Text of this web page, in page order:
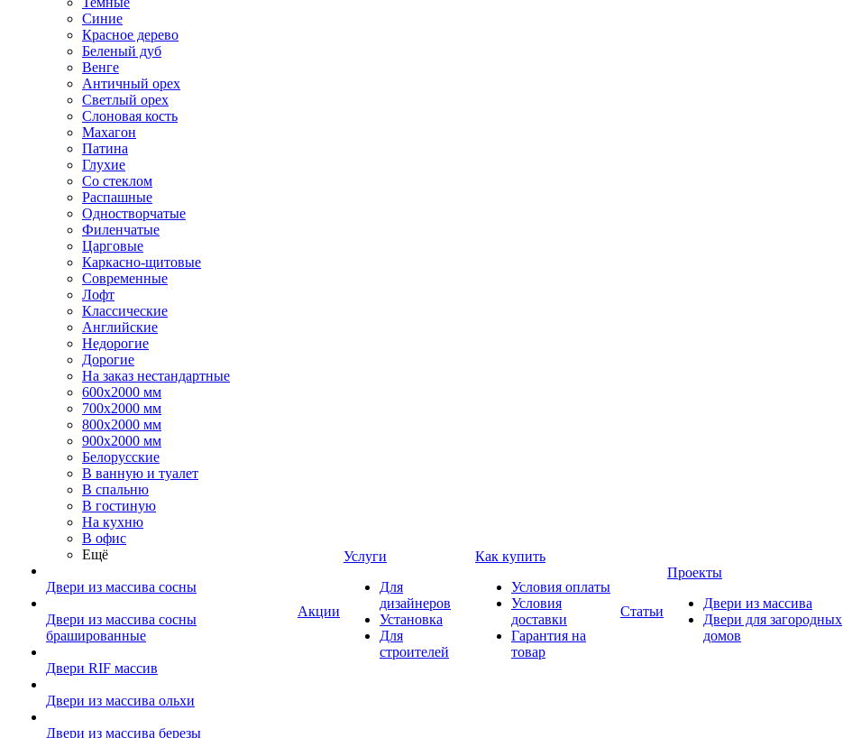
Синие
Красное дерево
Беленый дуб
Венге
Античный орех
Светлый орех
Слоновая кость
Махагон
Патина
Глухие
Со стеклом
Распашные
Одностворчатые
Филенчатые
Царговые
Каркасно-щитовые
Современные
Лофт
Классические
Английские
Недорогие
Дорогие
На заказ нестандартные
600х2000 мм
700х2000 мм
800х2000 мм
900х2000 мм
Белорусские
В ванную и туалет
В спальню
В гостиную
На кухню
В офис
Ещё
Двери из массива сосны
Двери из массива сосны
брашированные
Двери RIF массив
Двери из массива ольхи
Двери из массива березы
Акции
Услуги
Для
дизайнеров
Установка
Для
строителей
Как купить
Условия оплаты
Условия
доставки
Гарантия на
товар
Статьи
Проекты
Двери из массива
Двери для загородных
домов